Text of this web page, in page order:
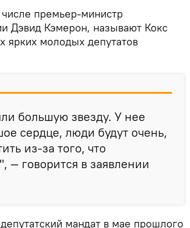
премьер-министр
Дэвид Кэмерон, называют Кокс
ярких молодых депутатов
большую звезду. У нее
сердце, люди будут очень,
из-за того, что
— говорится в заявлении
мандат в мае прошлого